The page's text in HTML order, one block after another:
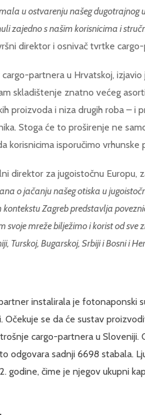
u ostvarenju našeg dugotrajnog
zajedno s našim korisnicima i
direktor i osnivač tvrtke
partnera u Hrvatskoj,
skladištenje znatno većeg
proizvoda i niza drugih roba – i
Stoga će to proširenje ne
korisnicima isporučimo vrhunske
direktor za jugoistočnu Europu,
o jačanju našeg otiska u
Zagreb predstavlja
svoje mreže bilježimo i korist od
Turskoj, Bugarskoj, Srbiji i Bosni i
instalirala je fotonaponski
Očekuje se da će sustav
cargo-partnera u Sloveniji.
odgovara sadnji 6698 stabala.
godine, čime je njegov ukupni